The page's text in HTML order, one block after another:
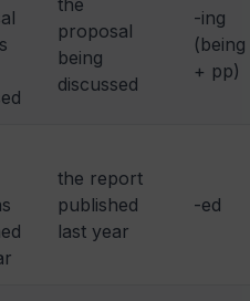
proposal
being
discussed
-ing
(being
+ pp)
the report
published
last year
-ed